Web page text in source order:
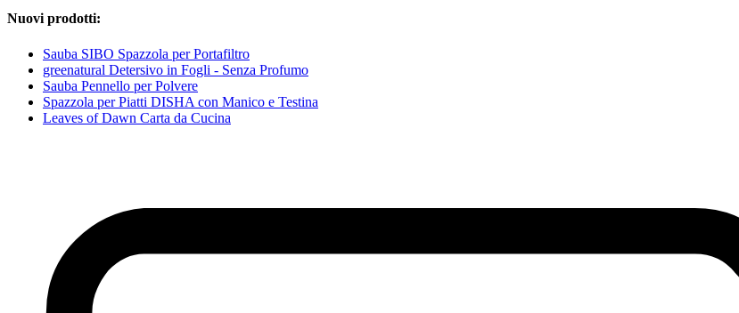
Nuovi prodotti:
Sauba SIBO Spazzola per Portafiltro
greenatural Detersivo in Fogli - Senza Profumo
Sauba Pennello per Polvere
Spazzola per Piatti DISHA con Manico e Testina
Leaves of Dawn Carta da Cucina